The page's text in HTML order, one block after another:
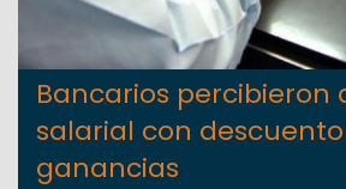
Bancarios percibieron
salarial con
ganancias